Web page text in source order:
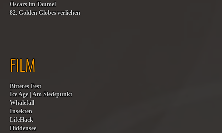
Oscars im Taumel
82. Golden Globes verliehen
FILM
Bitteres Fest
Ice Age | Am Siedepunkt
Whalefall
Insekten
LifeHack
Hiddensee